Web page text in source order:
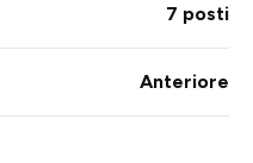
7 posti
Anteriore